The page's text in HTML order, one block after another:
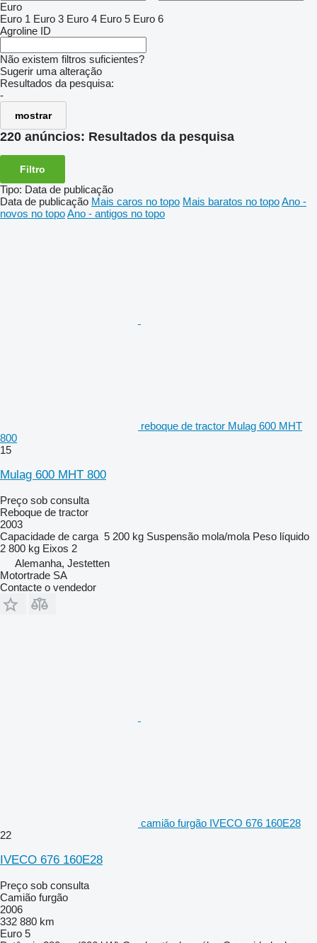
Euro
Euro 1 Euro 3 Euro 4 Euro 5 Euro 6
Agroline ID
Não existem filtros suficientes?
Sugerir uma alteração
Resultados da pesquisa:
-
mostrar
220 anúncios: Resultados da pesquisa
Filtro
Tipo: Data de publicação
Data de publicação Mais caros no topo Mais baratos no topoAno -
novos no topoAno - antigos no topo
reboque de tractor Mulag 600 MHT
800
15
Mulag 600 MHT 800
Preço sob consulta
Reboque de tractor
2003
Capacidade de carga 5 200 kg Suspensão mola/mola Peso líquido
2 800 kg Eixos 2
Alemanha, Jestetten
Motortrade SA
Contacte o vendedor
camião furgão IVECO 676 160E28
22
IVECO 676 160E28
Preço sob consulta
Camião furgão
2006
332 880 km
Euro 5